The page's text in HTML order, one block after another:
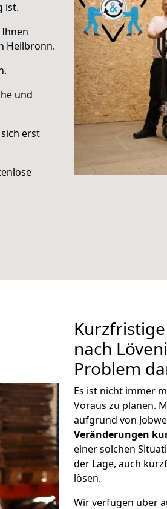
ist.
Heilbronn.
und
erst
nach
Problem
Es ist nicht immer
Voraus zu planen.
aufgrund von
Veränderungen
einer solchen
der Lage, auch
lösen.
Wir verfügen über